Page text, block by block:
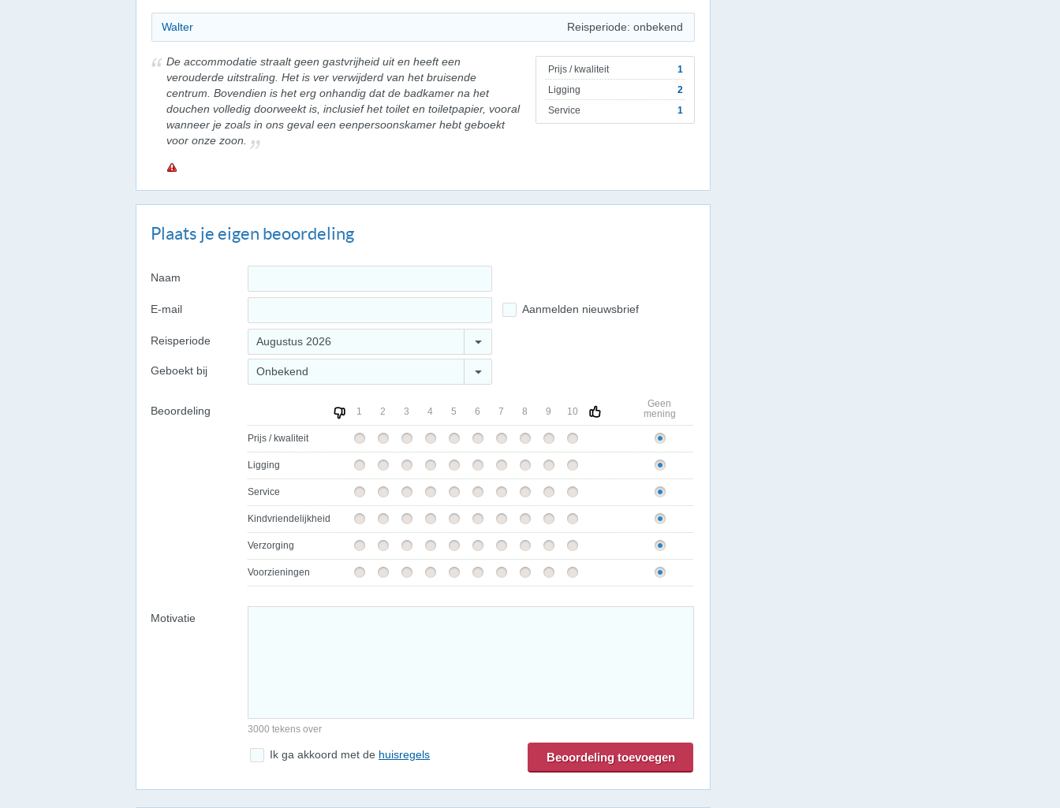
Walter Reisperiode: onbekend
Prijs / kwaliteit
1
Ligging
2
Service
1
De accommodatie straalt geen gastvrijheid uit en heeft een
verouderde uitstraling. Het is ver verwijderd van het bruisende
centrum. Bovendien is het erg onhandig dat de badkamer na het
douchen volledig doorweekt is, inclusief het toilet en toiletpapier, vooral
wanneer je zoals in ons geval een eenpersoonskamer hebt geboekt
voor onze zoon.
Plaats je eigen beoordeling
Naam
E-mail Aanmelden nieuwsbrief
Reisperiode Augustus 2026
Geboekt bij Onbekend
Beoordeling 1 2 3 4 5 6 7 8 9 10
Geen
mening
Prijs / kwaliteit
Ligging
Service
Kindvriendelijkheid
Verzorging
Voorzieningen
Motivatie
3000 tekens over
Ik ga akkoord met de huisregels